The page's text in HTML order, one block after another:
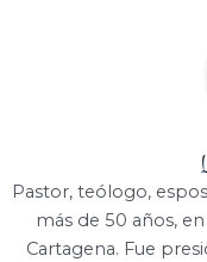
Pastor, teólogo,
más de 50 años,
Cartagena. Fue